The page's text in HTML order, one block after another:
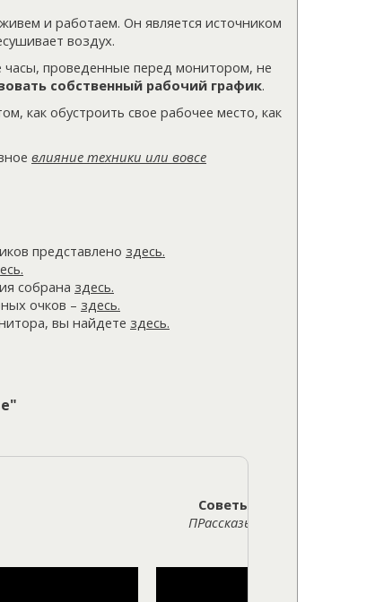
и работаем. Он является источником
воздух.
проведенные перед монитором, не
собственный рабочий график.
как обустроить свое рабочее место, как
влияние техники или вовсе
представлено здесь.
.
собрана здесь.
очков – здесь.
вы найдете здесь.
Советы доктора: как
ПРассказывает эксперт —